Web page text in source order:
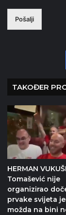
Pošalji
TAKOĐER
HERMAN
Tomašević nije
organizirao
prvake svijeta
možda na bini